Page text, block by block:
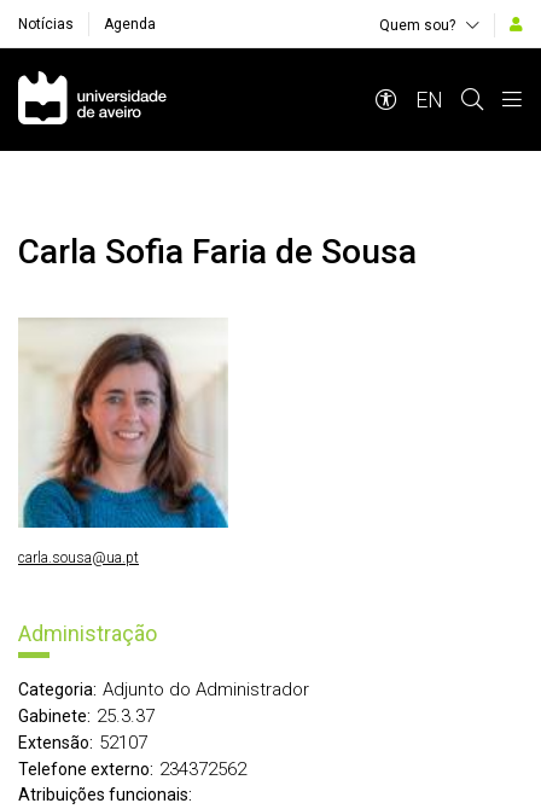
Notícias Agenda Quem sou?
Navegação Principal
EN
Carla Sofia Faria de Sousa
Administração
Categoria: Adjunto do Administrador
Gabinete: 25.3.37
Extensão: 52107
Telefone externo: 234372562
Atribuições funcionais:
carla.sousa@ua.pt